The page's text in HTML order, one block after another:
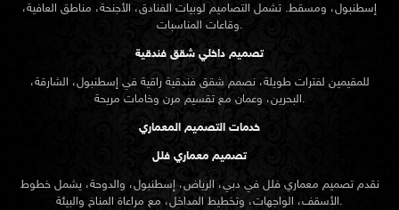
إسطنبول، ومسقط. تشمل التصاميم لوبيات الفنادق، الأجنحة، مناطق العافية،
وقاعات المناسبات.
تصميم داخلي شقق فندقية
للمقيمين لفترات طويلة، نصمم شقق فندقية راقية في إسطنبول، الشارقة،
البحرين، وعمان مع تقسيم مرن وخامات مريحة.
خدمات التصميم المعماري
تصميم معماري فلل
نقدمتصميم معماري فلل في دبي، الرياض، إسطنبول، والدوحة، يشمل خطوط
الأسقف، الواجهات، وتخطيط المداخل، مع مراعاة المناخ والبيئة.